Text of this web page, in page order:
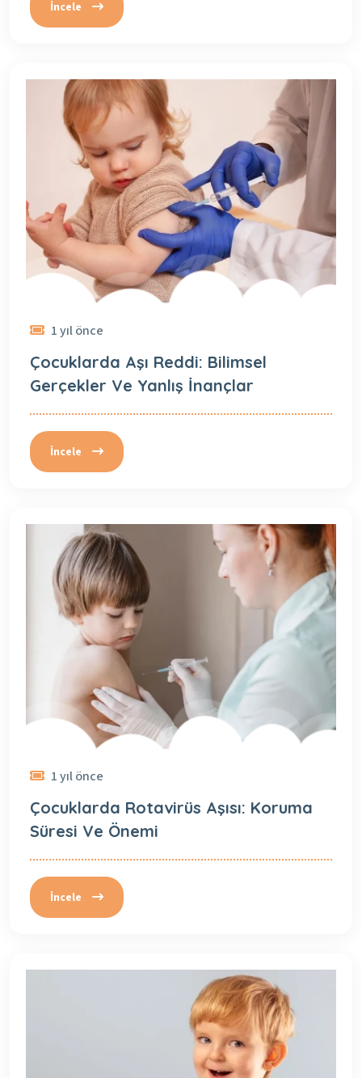
İncele
1 yıl önce
Çocuklarda Aşı Reddi: Bilimsel
Gerçekler Ve Yanlış İnançlar
İncele
1 yıl önce
Çocuklarda Rotavirüs Aşısı: Koruma
Süresi Ve Önemi
İncele